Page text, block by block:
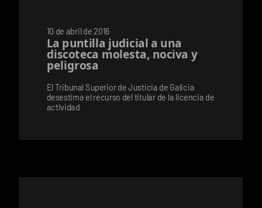
10 de abril de 2016
La puntilla judicial a una
discoteca molesta, nociva y
peligrosa
El Tribunal Superior de Justicia de Galicia
desestima el recurso del titular de la licencia de
actividad